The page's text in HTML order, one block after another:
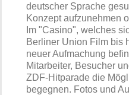
deutscher Sprache
Konzept aufzunehmen
Im "Casino", welches
Berliner Union Film bis
neuer Aufmachung
Mitarbeiter, Besucher
ZDF-Hitparade die
begegnen. Fotos und